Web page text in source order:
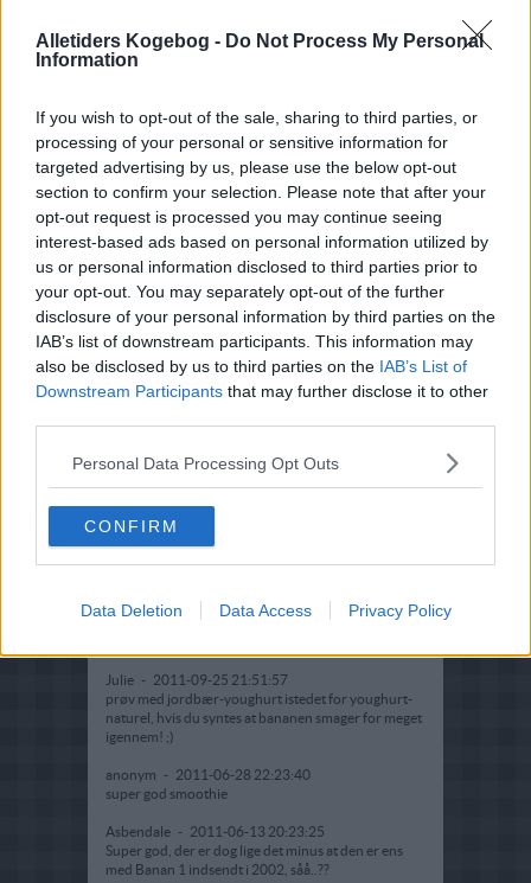
Alletiders Kogebog - Do Not Process My Personal
Information
If you wish to opt-out of the sale, sharing to third parties, or
processing of your personal or sensitive information for
targeted advertising by us, please use the below opt-out
section to confirm your selection. Please note that after your
opt-out request is processed you may continue seeing
interest-based ads based on personal information utilized by
us or personal information disclosed to third parties prior to
your opt-out. You may separately opt-out of the further
disclosure of your personal information by third parties on the
IAB’s list of downstream participants. This information may
also be disclosed by us to third parties on the IAB’s List of
Downstream Participants that may further disclose it to other
Personal Data Processing Opt Outs
CONFIRM
Data Deletion Data Access Privacy Policy
meget god. Har prøved med tjili, det er dæjlig stærkt
i munden.
god med sirup istedet for honning, istedet for
natural yogurt prøv vanilje
Mathilde-2015-01-31 11:04:17
Lyder mega lækre
Tobi checer-2012-12-19 06:24:51
Mums det smager
jeg glæder mig til at smaje den
MIg den seje!-2012-08-25 14:21:22
Hvor mange isterninger skal der i?!
Sofie-2012-01-31 20:52:27
HJÆLP!! Hvor mange isterninger skal man bruge? :-
D
Hr. HH -2012-01-15 14:37:20
super god om morgenen
Prøv med FROSNE JORDBÆR, BANAN OG
APPELSINJUICE!! Den er GOD! PRØØØØØØV
Julie - 2011-09-25 21:51:57
prøv med jordbær-youghurt istedet for youghurt-
naturel, hvis du syntes at bananen smager for meget
igennem! ;)
anonym - 2011-06-28 22:23:40
super god smoothie
Asbendale - 2011-06-13 20:23:25
Super god, der er dog lige det minus at den er ens
med Banan 1 indsendt i 2002, såå..??